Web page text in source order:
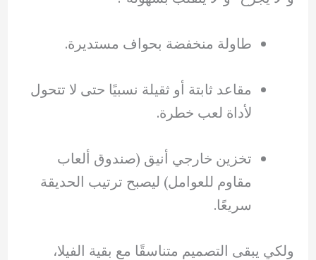
طاولة منخفضة بحواف مستديرة.
مقاعد ثابتة أو ثقيلة نسبيًا حتى لا تتحول
لأداة لعب خطرة.
تخزين خارجي أنيق (صندوق ألعاب
مقاوم للعوامل) ليصبح ترتيب الحديقة
سريعًا.
ولكي يبقى التصميم متناسقًا مع بقية الفيلا،